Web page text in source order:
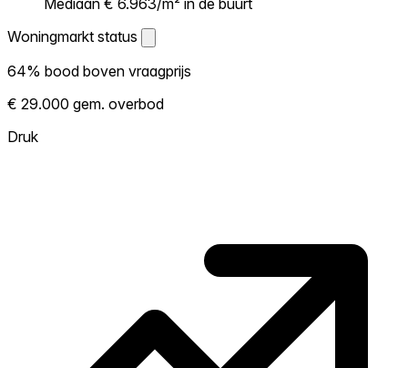
Woningmarkt status
Woningmarkt status
Laat zien hoe competitief de markt hier is.
Hoe meer woningen boven vraagprijs
verkopen, hoe heter. Heet? Verwacht
64% bood boven vraagprijs
€ 29.000 gem. overbod
Druk